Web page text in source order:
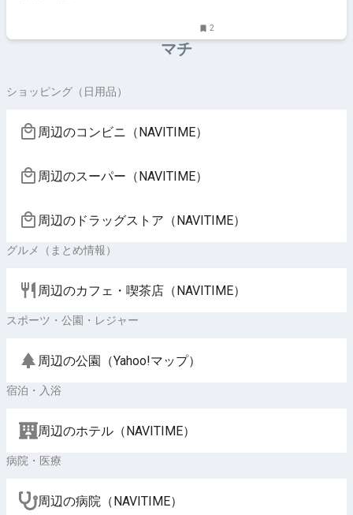
2
マチ
ショッピング（日用品）
周辺のコンビニ（NAVITIME）
周辺のスーパー（NAVITIME）
周辺のドラッグストア（NAVITIME）
グルメ（まとめ情報）
周辺のカフェ・喫茶店（NAVITIME）
スポーツ・公園・レジャー
周辺の公園（Yahoo!マップ）
宿泊・入浴
周辺のホテル（NAVITIME）
病院・医療
周辺の病院（NAVITIME）